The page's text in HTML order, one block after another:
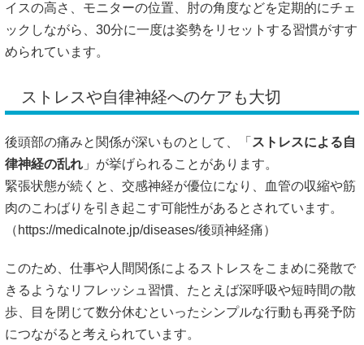
イスの高さ、モニターの位置、肘の角度などを定期的にチェ
ックしながら、30分に一度は姿勢をリセットする習慣がすす
められています。
ストレスや自律神経へのケアも大切
後頭部の痛みと関係が深いものとして、「 ストレスによる自
律神経の乱れ 」が挙げられることがあります。
緊張状態が続くと、交感神経が優位になり、血管の収縮や筋
肉のこわばりを引き起こす可能性があるとされています。
（ https://medicalnote.jp/diseases/後頭神経痛）
このため、仕事や人間関係によるストレスをこまめに発散で
きるようなリフレッシュ習慣、たとえば深呼吸や短時間の散
歩、目を閉じて数分休むといったシンプルな行動も再発予防
につながると考えられています。